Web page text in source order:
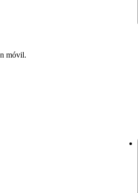
móvil.